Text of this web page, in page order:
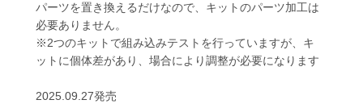
パーツを置き換えるだけなので、キットのパーツ加工は
必要ありません。
※2つのキットで組み込みテストを行っていますが、キ
ットに個体差があり、場合により調整が必要になります
2025.09.27発売